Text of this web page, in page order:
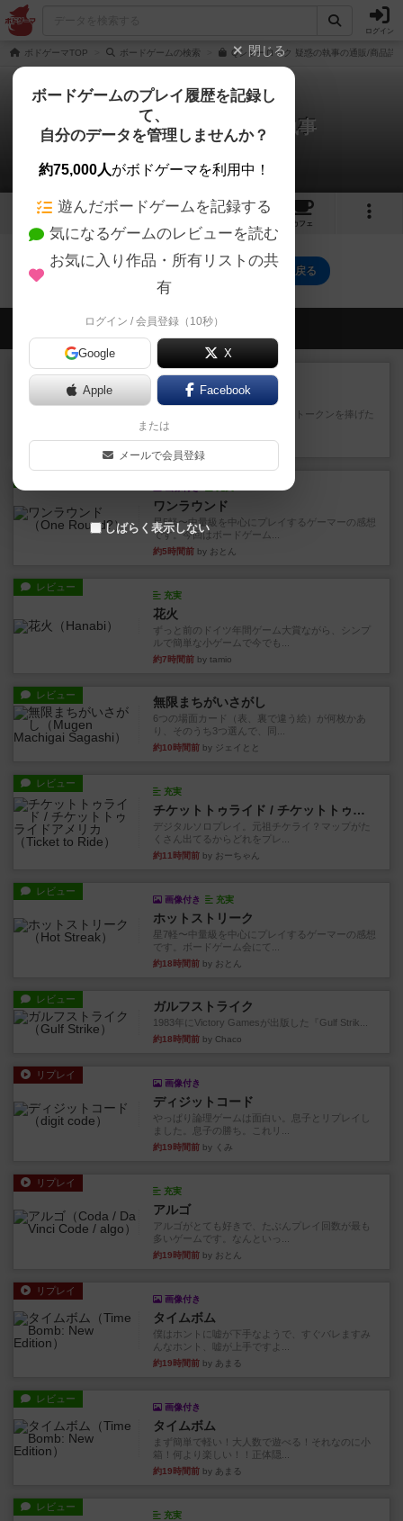
ログイン
ボドゲーマTOP ボードゲームの検索 Qシャーロック 疑惑の執事の通販/商品詳
Qシャーロック：疑惑の執事
0件の動画
1
カフェ
Qシャーロック：疑惑の執事のトップに戻る
会員の新しい投稿
レビュー
宵と暁の呪文書
4/5点呪文を修得したり使い魔にトークンを捧げた
りして得点を増やしてい...
約1時間前by ワタル
ワンラウンド
星5軽〜中量級を中心にプレイするゲーマーの感想
です。今回はボードゲーム...
約5時間前 by おとん
レビュー
充実
花火
ずっと前のドイツ年間ゲーム大賞ながら、シンプ
ルで簡単な小ゲームで今でも...
約7時間前 by tamio
レビュー 無限まちがいさがし
6つの場面カード（表、裏で違う絵）が何枚かあ
り、そのうち3つ選んで、同...
約10時間前 by ジェイとと
レビュー
充実
チケットトゥライド / チケットトゥライドアメリカ
デジタルソロプレイ。元祖チケライ？マップがた
くさん出てるからどれをプレ...
約11時間前 by おーちゃん
レビュー
画像付き 充実
ホットストリーク
星7軽〜中量級を中心にプレイするゲーマーの感想
です。ボードゲーム会にて...
約18時間前 by おとん
レビュー ガルフストライク
1983年にVictory Gamesが出版した『Gulf Strik...
約18時間前 by Chaco
リプレイ
画像付き
ディジットコード
やっぱり論理ゲームは面白い。息子とリプレイし
ました。息子の勝ち。これリ...
約19時間前 by くみ
リプレイ
充実
アルゴ
アルゴがとても好きで、たぶんプレイ回数が最も
多いゲームです。なんといっ...
約19時間前 by おとん
リプレイ
画像付き
タイムボム
僕はホントに嘘が下手なようで、すぐバレますみ
んなホント、嘘が上手ですよ...
約19時間前 by あまる
レビュー
画像付き
タイムボム
まず簡単で軽い！大人数で遊べる！それなのに小
箱！何より楽しい！！正体隠...
約19時間前 by あまる
レビュー
充実
閉じる
ボードゲームのプレイ履歴を記録し
て、
自分のデータを管理しませんか？
約75,000人がボドゲーマを利用中！
遊んだボードゲームを記録する
気になるゲームのレビューを読む
お気に入り作品・所有リストの共
有
ログイン / 会員登録（10秒）
Google X
Apple Facebook
または
メールで会員登録
しばらく表示しない